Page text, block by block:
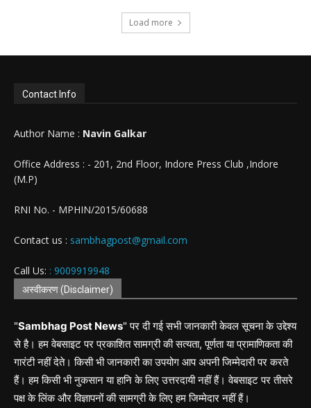
Load more
Contact Info
Author Name : Navin Galkar
Office Address : - 201, 2nd Floor, Indore Press Club ,Indore
(M.P)
RNI No. - MPHIN/2015/60688
Contact us : sambhagpost@gmail.com
Call Us: : 9009919948
अस्वीकरण (Disclaimer)
"Sambhag Post News" पर दी गई सभी जानकारी केवल सूचना के उद्देश्य
से है। हम वेबसाइट पर प्रकाशित सामग्री की सत्यता, पूर्णता या प्रामाणिकता की
गारंटी नहीं देते। किसी भी जानकारी का उपयोग आप अपनी जिम्मेदारी पर करते
हैं। हम किसी भी नुकसान या हानि के लिए उत्तरदायी नहीं हैं। वेबसाइट पर तीसरे
पक्ष के लिंक और विज्ञापनों की सामग्री के लिए हम जिम्मेदार नहीं हैं।